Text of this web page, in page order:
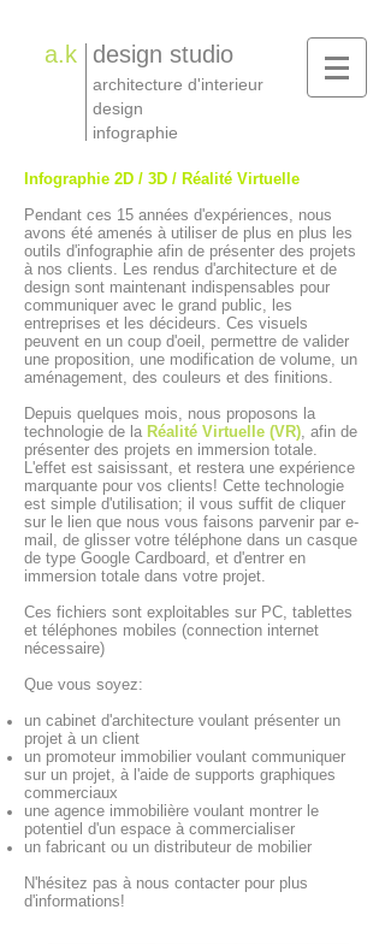
a.k design studio
architecture d'interieur
design
infographie
Infographie 2D / 3D / Réalité Virtuelle
Pendant ces 15 années d'expériences, nous
avons été amenés à utiliser de plus en plus les
outils d'infographie afin de présenter des projets
à nos clients. Les rendus d'architecture et de
design sont maintenant indispensables pour
communiquer avec le grand public, les
entreprises et les décideurs. Ces visuels
peuvent en un coup d'oeil, permettre de valider
une proposition, une modification de volume, un
aménagement, des couleurs et des finitions.
Depuis quelques mois, nous proposons la
technologie de la Réalité Virtuelle (VR), afin de
présenter des projets en immersion totale.
L'effet est saisissant, et restera une expérience
marquante pour vos clients! Cette technologie
est simple d'utilisation; il vous suffit de cliquer
sur le lien que nous vous faisons parvenir par e-
mail, de glisser votre téléphone dans un casque
de type Google Cardboard, et d'entrer en
immersion totale dans votre projet.
Ces fichiers sont exploitables sur PC, tablettes
et téléphones mobiles (connection internet
nécessaire)
Que vous soyez:
un cabinet d'architecture voulant présenter un
projet à un client
un promoteur immobilier voulant communiquer
sur un projet, à l'aide de supports graphiques
commerciaux
une agence immobilière voulant montrer le
potentiel d'un espace à commercialiser
un fabricant ou un distributeur de mobilier
N'hésitez pas à nous contacter pour plus
d'informations!